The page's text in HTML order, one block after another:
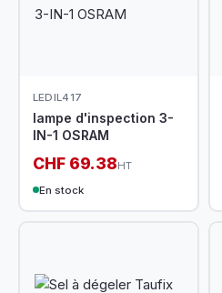
LEDIL417
lampe d'inspection 3-
IN-1 OSRAM
CHF 69.38HT
En stock